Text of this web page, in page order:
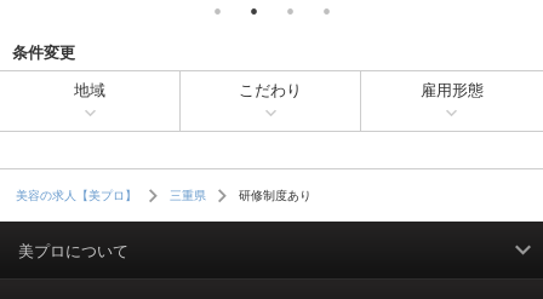
条件変更
地域 こだわり 雇用形態
美容の求人【美プロ】 三重県 研修制度あり
美プロについて